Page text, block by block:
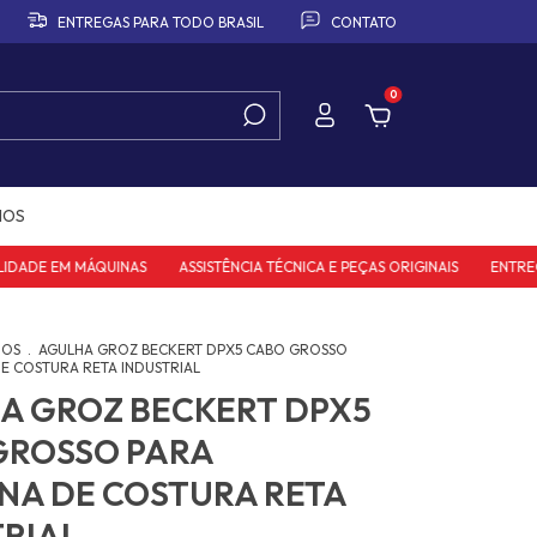
ENTREGAS PARA TODO BRASIL CONTATO
0
EM MÁQUINAS ASSISTÊNCIA TÉCNICA E PEÇAS ORIGINAIS ENTREGAS
. AGULHA GROZ BECKERT DPX5 CABO GROSSO
COSTURA RETA INDUSTRIAL
GROZ BECKERT DPX5
PARA
DE COSTURA RETA